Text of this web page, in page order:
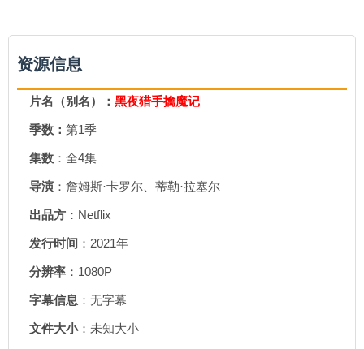
资源信息
片名（别名）： 黑夜猎手擒魔记
季数： 第1季
集数 ：全4集
导演 ：詹姆斯·卡罗尔、蒂勒·拉塞尔
出品方 ：Netflix
发行时间 ：2021年
分辨率 ：1080P
字幕信息 ：无字幕
文件大小：未知大小